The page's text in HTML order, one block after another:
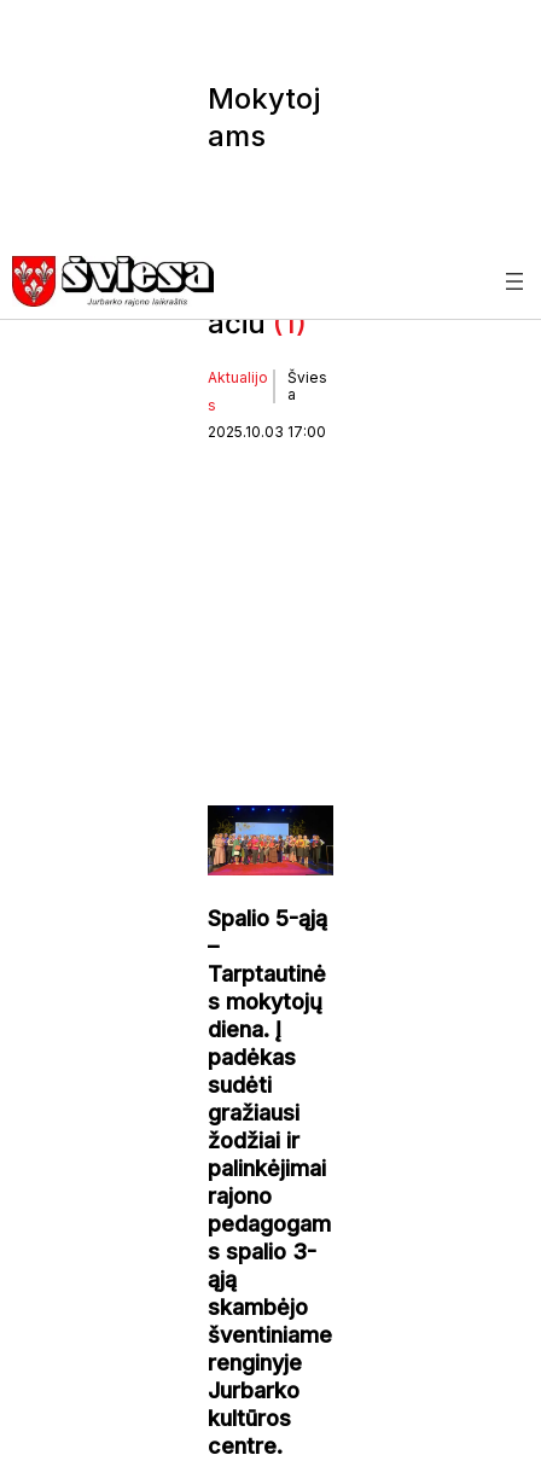
Mokytoj
ams
iausias
ačiū(1)
Aktualijo
s
Švies
a
2025.10.03 17:00
Spalio 5-ąją
–
Tarptautinė
s mokytojų
diena. Į
padėkas
sudėti
gražiausi
žodžiai ir
palinkėjimai
rajono
pedagogam
s spalio 3-
ąją
skambėjo
šventiniame
renginyje
Jurbarko
kultūros
centre.